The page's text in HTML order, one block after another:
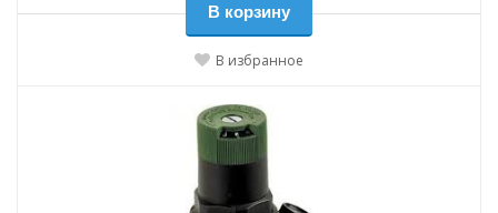
В корзину
В избранное